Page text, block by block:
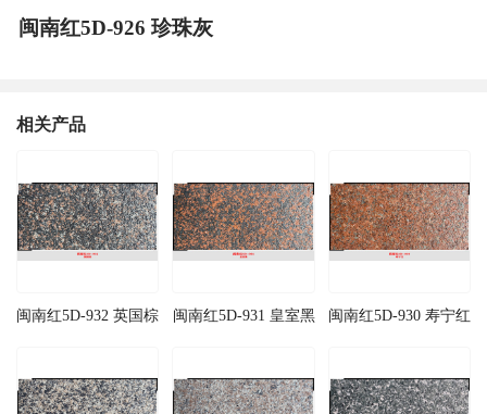
闽南红5D-926 珍珠灰
相关产品
闽南红5D-932 英国棕 闽南红5D-931 皇室黑 闽南红5D-930 寿宁红